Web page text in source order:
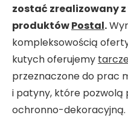
zostać zrealizowany
produktówPostal.
kompleksowością
kutych oferujemy
przeznaczone do prac
i patyny, które
ochronno-dekoracyjną.